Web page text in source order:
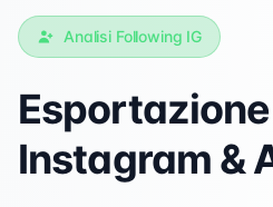
Analisi Following IG
Instagram &